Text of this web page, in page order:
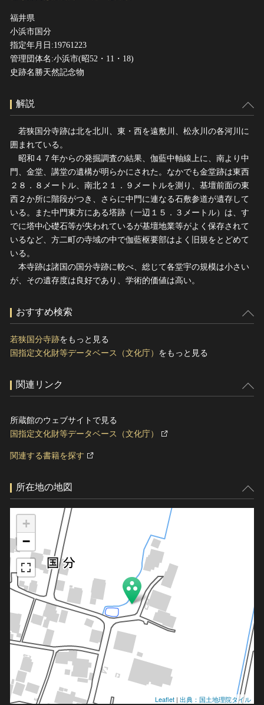
福井県
小浜市国分
指定年月日:19761223
管理団体名:小浜市(昭52・11・18)
史跡名勝天然記念物
解説
若狭国分寺跡は北を北川、東・西を遠敷川、松永川の各河川に
囲まれている。
昭和４７年からの発掘調査の結果、伽藍中軸線上に、南より中
門、金堂、講堂の遺構が明らかにされた。なかでも金堂跡は東西
２８．８メートル、南北２１．９メートルを測り、基壇前面の東
西２か所に階段がつき、さらに中門に連なる石敷参道が遺存して
いる。また中門東方にある塔跡（一辺１５．３メートル）は、す
でに塔中心礎石等が失われているが基壇地業等がよく保存されて
いるなど、方二町の寺域の中で伽藍枢要部はよく旧規をとどめて
いる。
本寺跡は諸国の国分寺跡に較べ、総じて各堂宇の規模は小さい
が、その遺存度は良好であり、学術的価値は高い。
おすすめ検索
若狭国分寺跡をもっと見る
国指定文化財等データベース（文化庁） をもっと見る
関連リンク
所蔵館のウェブサイトで見る
国指定文化財等データベース（文化庁）
関連する書籍を探す
所在地の地図
+
−
Leaflet | 出典：国土地理院タイル